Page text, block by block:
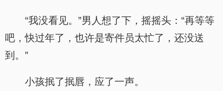
“我没看见。”男人想了下，摇摇头：“再等等
吧，快过年了，也许是寄件员太忙了，还没送
到。”
小孩抿了抿唇，应了一声。